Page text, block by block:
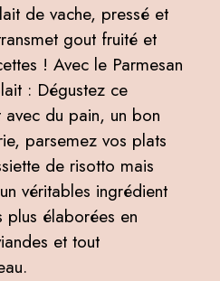
de vache, pressé et
gout fruité et
! Avec le Parmesan
: Dégustez ce
du pain, un bon
parsemez vos plats
de risotto mais
véritables ingrédient
plus élaborées en
et tout